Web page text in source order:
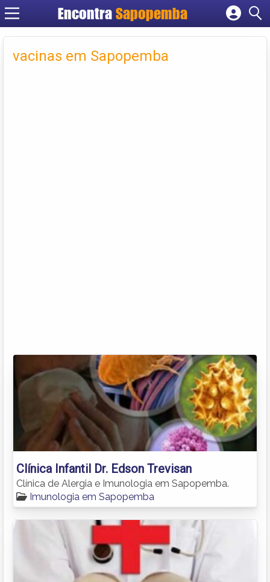
Encontra Sapopemba
Cadastrar empresa
Criar conta
vacinas em Sapopemba
Clínica Infantil Dr. Edson Trevisan
Clínica de Alergia e Imunologia em Sapopemba.
Imunologia em Sapopemba